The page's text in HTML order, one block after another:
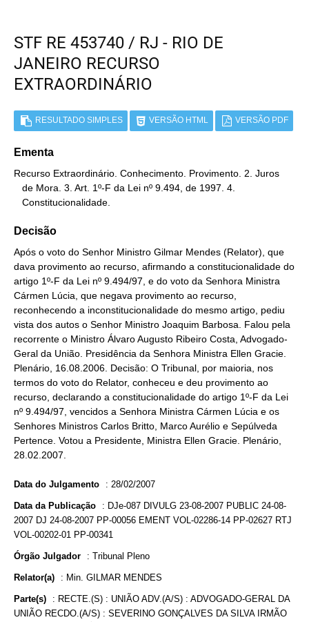
STF RE 453740 / RJ - RIO DE
JANEIRO RECURSO
EXTRAORDINÁRIO
RESULTADO SIMPLES VERSÃO HTML VERSÃO PDF
Ementa
Recurso Extraordinário. Conhecimento. Provimento. 2. Juros
   Constitucionalidade.
Decisão
Após o voto do Senhor Ministro Gilmar Mendes (Relator), que
dava provimento ao recurso, afirmando a constitucionalidade do
artigo 1º-F da Lei nº 9.494/97, e do voto da Senhora Ministra
Cármen Lúcia, que negava provimento ao recurso,
reconhecendo a inconstitucionalidade do mesmo artigo, pediu
vista dos autos o Senhor Ministro Joaquim Barbosa. Falou pela
recorrente o Ministro Álvaro Augusto Ribeiro Costa, Advogado-
Geral da União. Presidência da Senhora Ministra Ellen Gracie.
Plenário, 16.08.2006. Decisão: O Tribunal, por maioria, nos
termos do voto do Relator, conheceu e deu provimento ao
recurso, declarando a constitucionalidade do artigo 1º-F da Lei
nº 9.494/97, vencidos a Senhora Ministra Cármen Lúcia e os
Senhores Ministros Carlos Britto, Marco Aurélio e Sepúlveda
Pertence. Votou a Presidente, Ministra Ellen Gracie. Plenário,
28.02.2007.
Data do Julgamento : 28/02/2007
Data da Publicação : DJe-087 DIVULG 23-08-2007 PUBLIC 24-08-
2007 DJ 24-08-2007 PP-00056 EMENT VOL-02286-14 PP-02627 RTJ
VOL-00202-01 PP-00341
Órgão Julgador : Tribunal Pleno
Relator(a) : Min. GILMAR MENDES
Parte(s) : RECTE.(S) : UNIÃO ADV.(A/S) : ADVOGADO-GERAL DA
UNIÃO RECDO.(A/S) : SEVERINO GONÇALVES DA SILVA IRMÃO